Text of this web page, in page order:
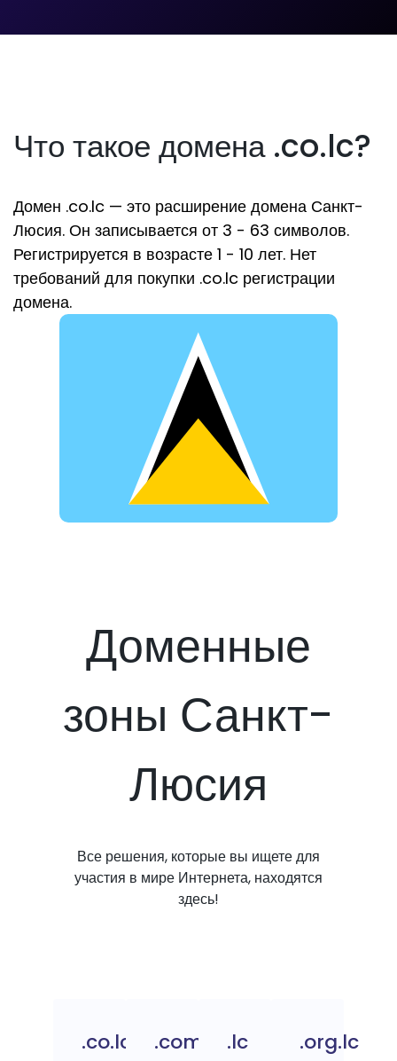
Что такое домена .co.lc?
Домен .co.lc — это расширение домена Санкт-
Люсия. Он записывается от 3 - 63 символов.
Регистрируется в возрасте 1 - 10 лет. Нет
требований для покупки .co.lc регистрации
домена.
Доменные
зоны Санкт-
Люсия
Все решения, которые вы ищете для
участия в мире Интернета, находятся
здесь!
.co.lc .com.lc .lc .org.lc